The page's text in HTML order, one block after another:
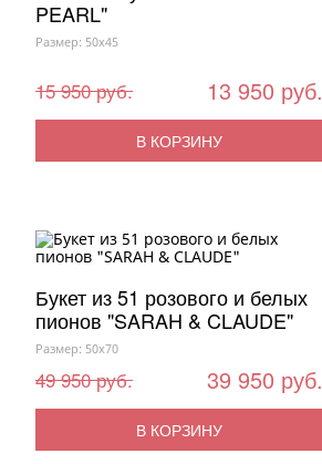
PEARL"
Размер: 50x45
15 950 руб. 13 950 руб.
В КОРЗИНУ
Букет из 51 розового и белых
пионов "SARAH & CLAUDE"
Размер: 50x70
49 950 руб. 39 950 руб.
В КОРЗИНУ